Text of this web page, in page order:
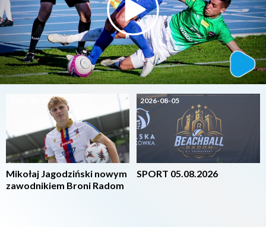
2026-08-05
Mikołaj Jagodziński nowym
zawodnikiem Broni Radom
2026-08-05
SPORT 05.08.2026